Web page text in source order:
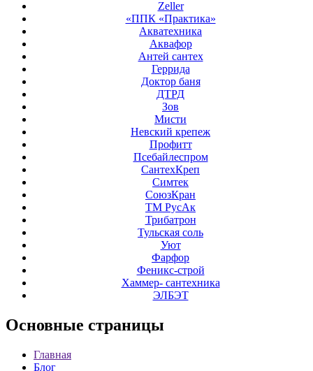
Zeller
«ППК «Практика»
Акватехника
Аквафор
Антей сантех
Геррида
Доктор баня
ДТРД
Зов
Мисти
Невский крепеж
Профитт
Псебайлеспром
СантехКреп
Симтек
СоюзКран
ТМ РусАк
Трибатрон
Тульская соль
Уют
Фарфор
Феникс-строй
Хаммер- сантехника
ЭЛБЭТ
Основные страницы
Главная
Блог